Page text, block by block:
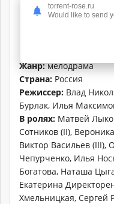
Жанр:мелодрама
Страна: Россия
Режиссер: Влад
Бурлак, Илья
В ролях: Матвей
Сотников (II),
Виктор Васильев (III),
Чепурченко, Илья
Богатова, Наташа
Екатерина
Хмельницкая, Сергей
torrent-rose.ru
Would like to send